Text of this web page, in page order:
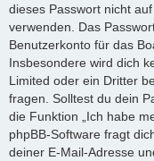
dieses Passwort nicht
verwenden. Das
Benutzerkonto für das
Insbesondere wird dich
Limited oder ein Dritter
fragen. Solltest du dein
die Funktion „Ich habe
phpBB-Software fragt
deiner E-Mail-Adresse